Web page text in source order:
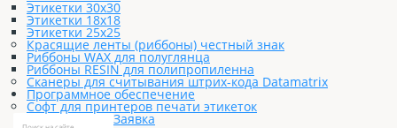
Этикетки 30х30
Этикетки 18х18
Этикетки 25х25
Красящие ленты (риббоны) честный знак
Риббоны WAX для полуглянца
Риббоны RESIN для полипропиленна
Сканеры для считывания штрих-кода Datamatrix
Программное обеспечение
Софт для принтеров печати этикеток
Заявка